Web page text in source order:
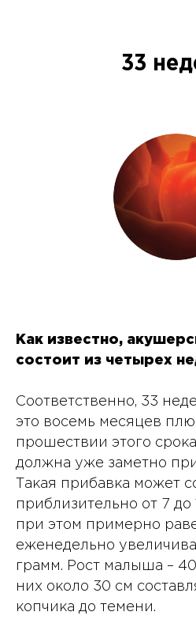
33
Как известно,
состоит из четырех
Соответственно, 33
это восемь месяцев
прошествии этого
должна уже заметно
Такая прибавка может
приблизительно от 7 до
при этом примерно
еженедельно
грамм. Рост малыша –
них около 30 см
копчика до темени.